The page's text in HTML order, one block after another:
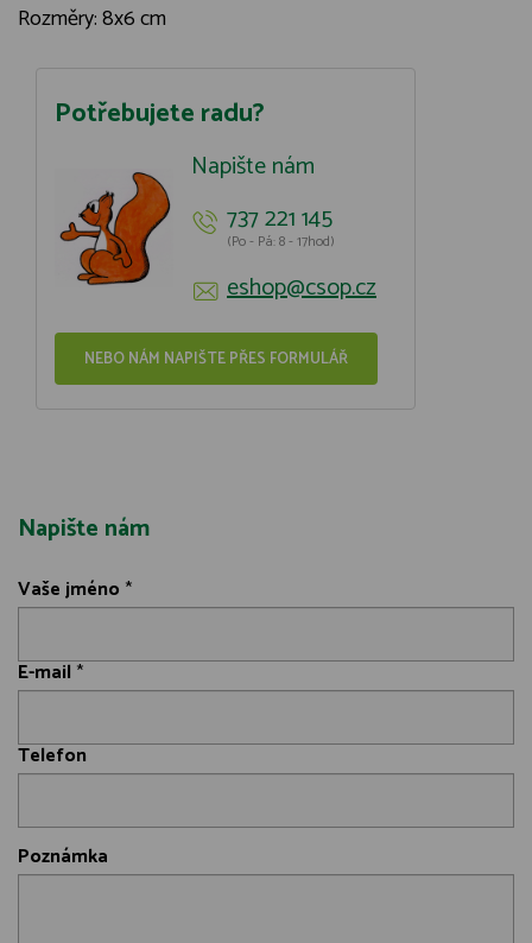
Rozměry: 8x6 cm
Potřebujete radu?
Napište nám
737 221 145
(Po - Pá: 8 - 17hod)
eshop@csop.cz
NEBO NÁM NAPIŠTE PŘES FORMULÁŘ
Napište nám
Vaše jméno *
E-mail *
Telefon
Poznámka